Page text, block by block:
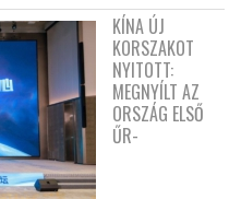
KÍNA ÚJ
KORSZAKOT
NYITOTT:
MEGNYÍLT AZ
ORSZÁG ELSŐ
ŰR-